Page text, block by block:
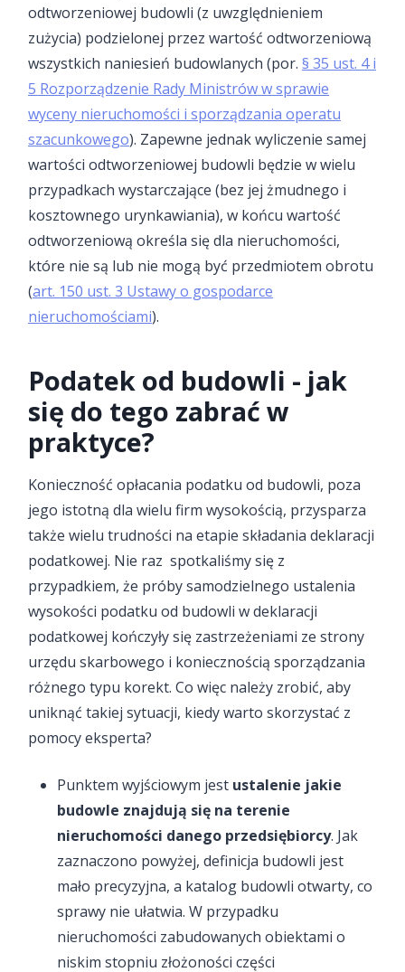
odtworzeniowej budowli (z uwzględnieniem
zużycia) podzielonej przez wartość odtworzeniową
wszystkich naniesień budowlanych (por. § 35 ust. 4 i
5 Rozporządzenie Rady Ministrów w sprawie
wyceny nieruchomości i sporządzania operatu
szacunkowego). Zapewne jednak wyliczenie samej
wartości odtworzeniowej budowli będzie w wielu
przypadkach wystarczające (bez jej żmudnego i
kosztownego urynkawiania), w końcu wartość
odtworzeniową określa się dla nieruchomości,
które nie są lub nie mogą być przedmiotem obrotu
(art. 150 ust. 3 Ustawy o gospodarce
nieruchomościami).
Podatek od budowli - jak
się do tego zabrać w
praktyce?
Konieczność opłacania podatku od budowli, poza
jego istotną dla wielu firm wysokością, przysparza
także wielu trudności na etapie składania deklaracji
podatkowej. Nie raz spotkaliśmy się z
przypadkiem, że próby samodzielnego ustalenia
wysokości podatku od budowli w deklaracji
podatkowej kończyły się zastrzeżeniami ze strony
urzędu skarbowego i koniecznością sporządzania
różnego typu korekt. Co więc należy zrobić, aby
uniknąć takiej sytuacji, kiedy warto skorzystać z
pomocy eksperta?
Punktem wyjściowym jest ustalenie jakie
budowle znajdują się na terenie
nieruchomości danego przedsiębiorcy. Jak
zaznaczono powyżej, definicja budowli jest
mało precyzyjna, a katalog budowli otwarty, co
sprawy nie ułatwia. W przypadku
nieruchomości zabudowanych obiektami o
niskim stopniu złożoności części